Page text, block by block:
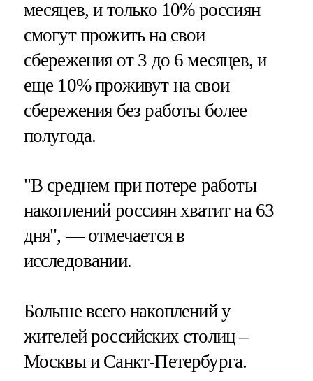
месяцев, и только 10% россиян
смогут прожить на свои
сбережения от 3 до 6 месяцев, и
еще 10% проживут на свои
сбережения без работы более
полугода.
"В среднем при потере работы
накоплений россиян хватит на 63
дня", — отмечается в
исследовании.
Больше всего накоплений у
жителей российских столиц –
Москвы и Санкт-Петербурга.